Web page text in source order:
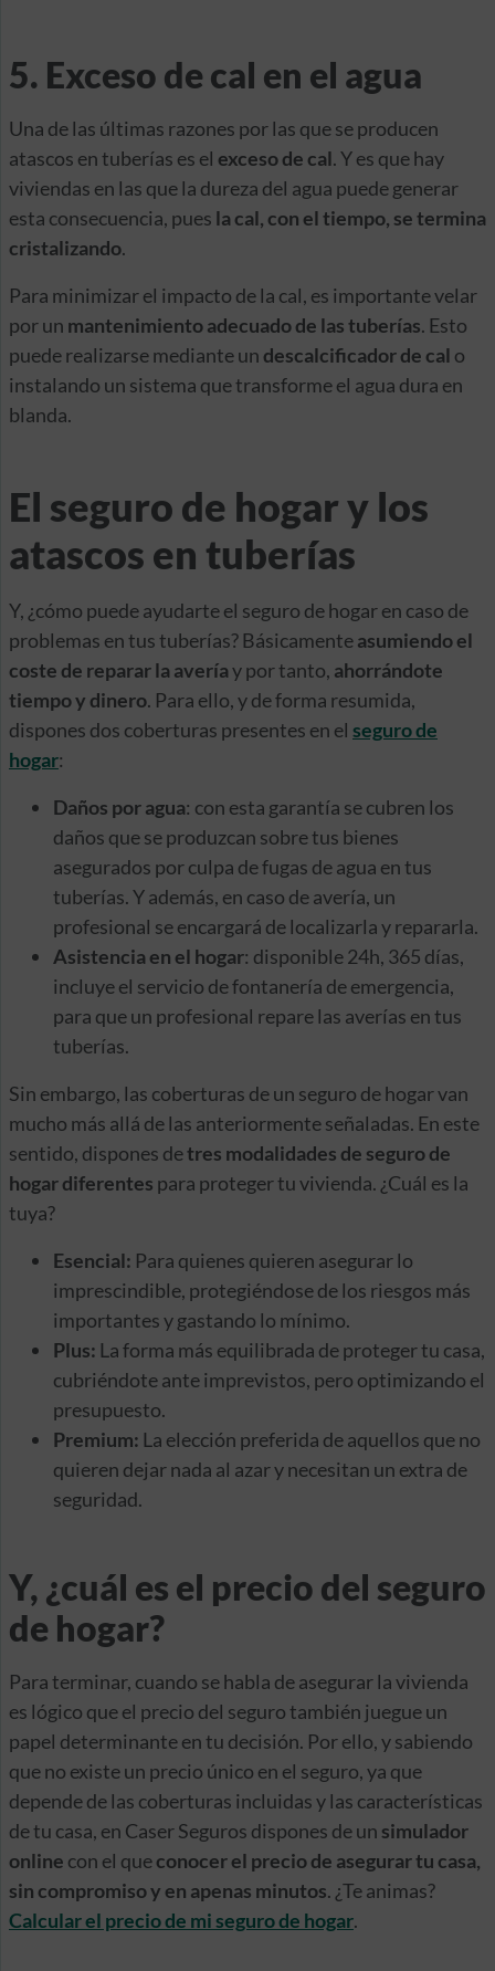
5. Exceso de cal en el agua
Una de las últimas razones por las que se producen
atascos en tuberías es el exceso de cal. Y es que hay
viviendas en las que la dureza del agua puede generar
esta consecuencia, pues la cal, con el tiempo, se termina
cristalizando.
Para minimizar el impacto de la cal, es importante velar
por un mantenimiento adecuado de las tuberías. Esto
puede realizarse mediante un descalcificador de cal o
instalando un sistema que transforme el agua dura en
blanda.
El seguro de hogar y los
atascos en tuberías
Y, ¿cómo puede ayudarte el seguro de hogar en caso de
problemas en tus tuberías? Básicamenteasumiendo el
coste de reparar la averíay por tanto, ahorrándote
tiempo y dinero. Para ello, y de forma resumida,
dispones dos coberturas presentes en el seguro de
hogar:
Daños por agua: con esta garantía se cubren los
daños que se produzcan sobre tus bienes
asegurados por culpa de fugas de agua en tus
tuberías. Y además, en caso de avería, un
profesional se encargará de localizarla y repararla.
Asistencia en el hogar: disponible 24h, 365 días,
incluye el servicio de fontanería de emergencia,
para que un profesional repare las averías en tus
tuberías.
Sin embargo, las coberturas de un seguro de hogar van
mucho más allá de las anteriormente señaladas. En este
sentido, dispones detres modalidades de seguro de
hogar diferentes para proteger tu vivienda. ¿Cuál es la
tuya?
Esencial: Para quienes quieren asegurar lo
imprescindible, protegiéndose de los riesgos más
importantes y gastando lo mínimo.
Plus: La forma más equilibrada de proteger tu casa,
cubriéndote ante imprevistos, pero optimizando el
presupuesto.
Premium: La elección preferida de aquellos que no
quieren dejar nada al azar y necesitan un extra de
seguridad.
Y, ¿cuál es el precio del seguro
de hogar?
Para terminar, cuando se habla de asegurar la vivienda
es lógico que el precio del seguro también juegue un
papel determinante en tu decisión. Por ello, y sabiendo
que no existe un precio único en el seguro, ya que
depende de las coberturas incluidas y las características
de tu casa, en Caser Seguros dispones de un simulador
online con el queconocer el precio de asegurar tu casa,
sin compromiso y en apenas minutos. ¿Te animas?
Calcular el precio de mi seguro de hogar.